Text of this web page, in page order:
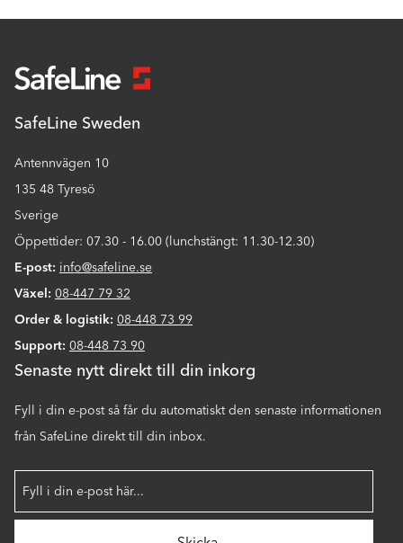
SafeLine Sweden
Antennvägen 10
135 48 Tyresö
Sverige
Öppettider: 07.30 - 16.00 (lunchstängt: 11.30-12.30)
E-post: info@safeline.se
Växel: 08-447 79 32
Order & logistik: 08-448 73 99
Support: 08-448 73 90
Senaste nytt direkt till din inkorg
Fyll i din e-post så får du automatiskt den senaste informationen
från SafeLine direkt till din inbox.